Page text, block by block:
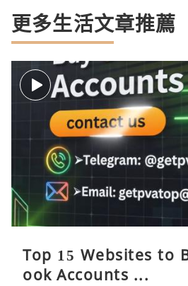
更多生活文章推薦
Top 15 Websites to
ook Accounts ...